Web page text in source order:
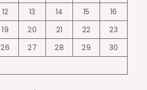
12 13 14 15
16
19 20 21 22
23
26 27 28 29
30